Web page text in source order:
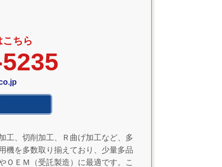
ちら
工、切削加工、Ｒ曲げ加工など、多
機を多数取り揃えており、少量多品
ＯＥＭ（受託製造）に最適です。こ